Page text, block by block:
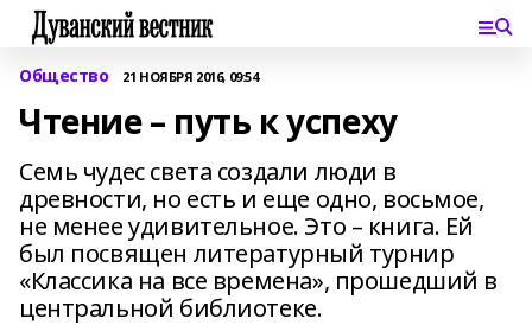
Общество 21 НОЯБРЯ 2016, 09:54
Чтение – путь к успеху
Семь чудес света создали люди в
древности, но есть и еще одно, восьмое,
не менее удивительное. Это – книга. Ей
был посвящен литературный турнир
«Классика на все времена», прошедший в
центральной библиотеке.